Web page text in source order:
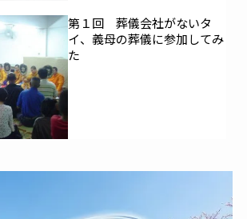
第１回 葬儀会社がないタ
イ、義母の葬儀に参加してみ
た